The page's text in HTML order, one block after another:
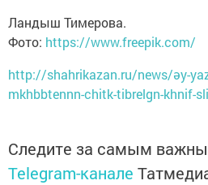
Ландыш Тимерова.
Фото: https://www.freepik.com/
http://shahrikazan.ru/news/әy-
mkhbbtennn-chitk-tibrelgn-khnif-
Следите за самым
Telegram-канале